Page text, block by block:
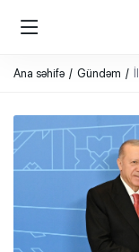
Ana səhifə Gündəm